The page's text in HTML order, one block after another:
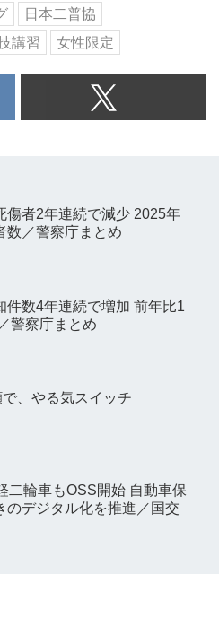
日本二普協
講習 女性限定
傷者2年連続で減少 2025年
数／警察庁まとめ
件数4年連続で増加 前年比1
警察庁まとめ
、やる気スイッチ
二輪車もOSS開始 自動車保
のデジタル化を推進／国交